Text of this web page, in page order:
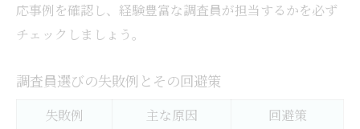
応事例を確認し、経験豊富な調査員が担当するかを必ず
チェックしましょう。
調査員選びの失敗例とその回避策
失敗例 主な原因
回避策